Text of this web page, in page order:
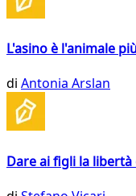
L'asino è l'animale
di Antonia Arslan
Dare ai figli la libertà